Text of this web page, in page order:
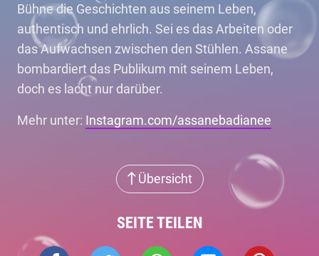
Bühne die Geschichten aus seinem Leben,
authentisch und ehrlich. Sei es das Arbeiten oder
das Aufwachsen zwischen den Stühlen. Assane
bombardiert das Publikum mit seinem Leben,
doch es lacht nur darüber.
Mehr unter: Instagram.com/assanebadianee
Übersicht
SEITE TEILEN